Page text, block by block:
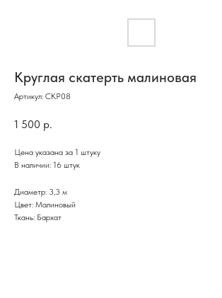
Круглая скатерть малиновая
Артикул: СКР08
1 500 р.
Цена указана за 1 штуку
В наличии: 16 штук
Диаметр: 3,3 м
Цвет: Малиновый
Ткань: Бархат